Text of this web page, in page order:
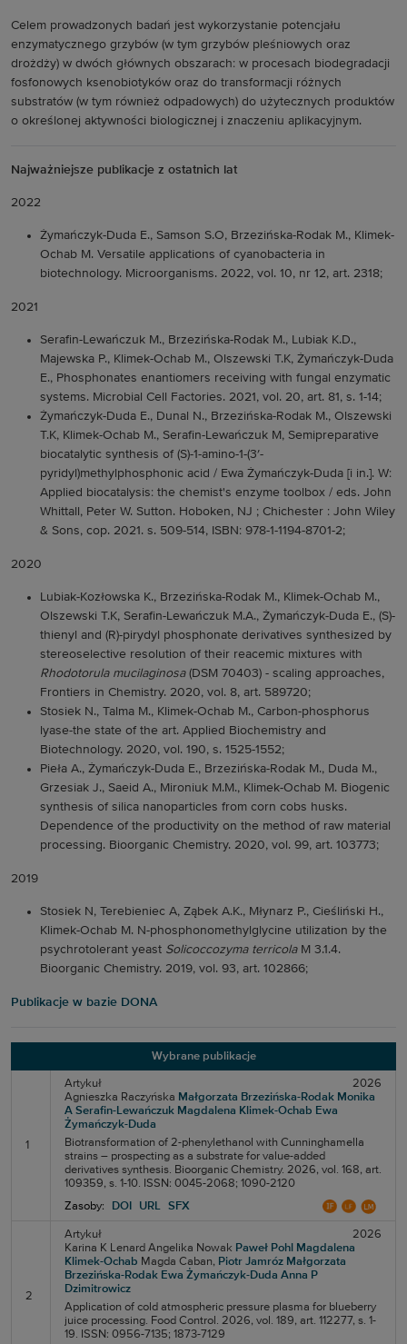
Celem prowadzonych badań jest wykorzystanie potencjału
enzymatycznego grzybów (w tym grzybów pleśniowych oraz
drożdży) w dwóch głównych obszarach: w procesach biodegradacji
fosfonowych ksenobiotyków oraz do transformacji różnych
substratów (w tym również odpadowych) do użytecznych produktów
o określonej aktywności biologicznej i znaczeniu aplikacyjnym.
Najważniejsze publikacje z ostatnich lat
2022
Żymańczyk-Duda E., Samson S.O, Brzezińska-Rodak M., Klimek-
Ochab M. Versatile applications of cyanobacteria in
biotechnology. Microorganisms. 2022, vol. 10, nr 12, art. 2318;
2021
Serafin-Lewańczuk M., Brzezińska-Rodak M., Lubiak K.D.,
Majewska P., Klimek-Ochab M., Olszewski T.K, Żymańczyk-Duda
E., Phosphonates enantiomers receiving with fungal enzymatic
systems. Microbial Cell Factories. 2021, vol. 20, art. 81, s. 1-14;
Żymańczyk-Duda E., Dunal N., Brzezińska-Rodak M., Olszewski
T.K, Klimek-Ochab M., Serafin-Lewańczuk M, Semipreparative
biocatalytic synthesis of (S)-1-amino-1-(3′-
pyridyl)methylphosphonic acid / Ewa Żymańczyk-Duda [i in.]. W:
Applied biocatalysis: the chemist's enzyme toolbox / eds. John
Whittall, Peter W. Sutton. Hoboken, NJ ; Chichester : John Wiley
& Sons, cop. 2021. s. 509-514, ISBN: 978-1-1194-8701-2;
2020
Lubiak-Kozłowska K., Brzezińska-Rodak M., Klimek-Ochab M.,
Olszewski T.K, Serafin-Lewańczuk M.A., Żymańczyk-Duda E., (S)-
thienyl and (R)-pirydyl phosphonate derivatives synthesized by
stereoselective resolution of their reacemic mixtures with
Rhodotorula mucilaginosa(DSM 70403) - scaling approaches,
Frontiers in Chemistry. 2020, vol. 8, art. 589720;
Stosiek N., Talma M., Klimek-Ochab M., Carbon-phosphorus
lyase-the state of the art. Applied Biochemistry and
Biotechnology. 2020, vol. 190, s. 1525-1552;
Pieła A., Żymańczyk-Duda E., Brzezińska-Rodak M., Duda M.,
Grzesiak J., Saeid A., Mironiuk M.M., Klimek-Ochab M. Biogenic
synthesis of silica nanoparticles from corn cobs husks.
Dependence of the productivity on the method of raw material
processing. Bioorganic Chemistry. 2020, vol. 99, art. 103773;
2019
Stosiek N, Terebieniec A, Ząbek A.K., Młynarz P., Cieśliński H.,
Klimek-Ochab M. N-phosphonomethylglycine utilization by the
psychrotolerant yeast Solicoccozyma terricolaM 3.1.4.
Bioorganic Chemistry. 2019, vol. 93, art. 102866;
Publikacje w bazie DONA
Wybrane publikacje
1
Artykuł
2026
Agnieszka Raczyńska Małgorzata Brzezińska-Rodak Monika
A Serafin-Lewańczuk Magdalena Klimek-Ochab Ewa
Żymańczyk-Duda
Biotransformation of 2-phenylethanol with Cunninghamella
strains – prospecting as a substrate for value-added
derivatives synthesis. Bioorganic Chemistry. 2026, vol. 168, art.
109359, s. 1-10. ISSN: 0045-2068; 1090-2120
Zasoby:
DOI URL SFX
2
Artykuł
2026
Karina K Lenard Angelika Nowak Paweł Pohl
Magdalena
Klimek-Ochab Magda Caban, Piotr Jamróz Małgorzata
Brzezińska-Rodak Ewa Żymańczyk-Duda Anna P
Dzimitrowicz
Application of cold atmospheric pressure plasma for blueberry
juice processing. Food Control. 2026, vol. 189, art. 112277, s. 1-
19. ISSN: 0956-7135; 1873-7129